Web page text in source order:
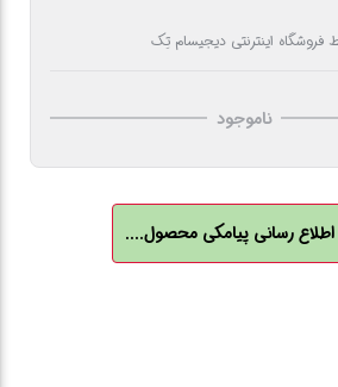
فروشگاه اینترنتی دیجیسام تِک
ناموجود
اطلاع رسانی پیامکی محصول....